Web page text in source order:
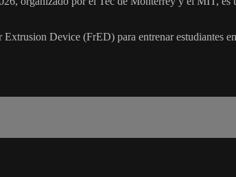
Device (FrED) para entrenar estudiantes